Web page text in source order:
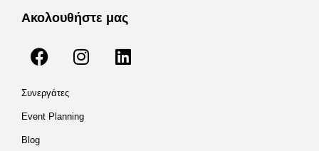
Ακολουθήστε μας
Συνεργάτες
Event Planning
Blog